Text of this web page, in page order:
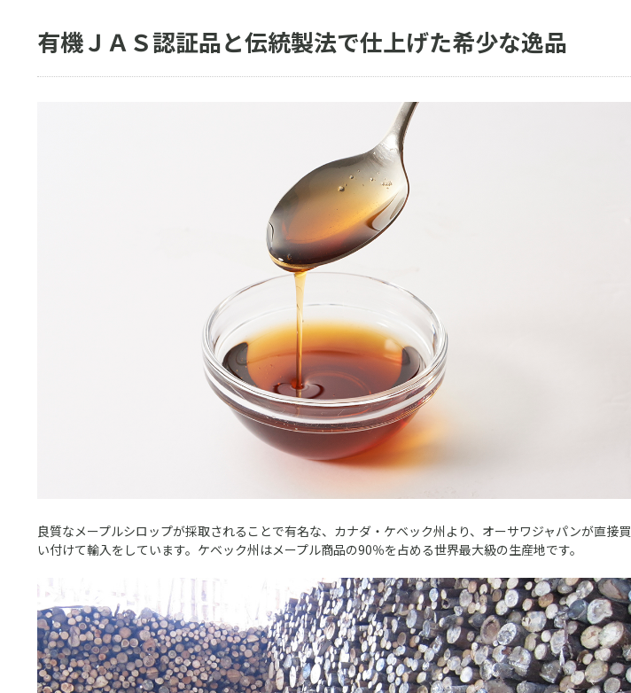
有機ＪＡＳ認証品と伝統製法で仕上げた希少な逸品
良質なメープルシロップが採取されることで有名な、カナダ・ケベック州より、オーサワジャパンが直接買
い付けて輸入をしています。ケベック州はメープル商品の90％を占める世界最大級の生産地です。